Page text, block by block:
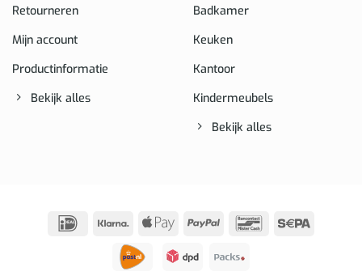
Retourneren
Mijn account
Productinformatie
Bekijk alles
Badkamer
Keuken
Kantoor
Kindermeubels
Bekijk alles
IDeal Klarna
Apple
PayPal BancontactSepa